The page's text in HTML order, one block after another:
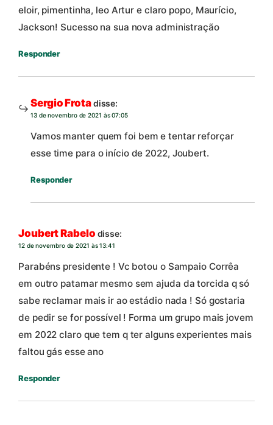
eloir, pimentinha, leo Artur e claro popo, Maurício,
Jackson! Sucesso na sua nova administração
Responder
Sergio Frotadisse:
13 de novembro de 2021 às 07:05
Vamos manter quem foi bem e tentar reforçar
esse time para o início de 2022, Joubert.
Responder
Joubert Rabelo disse:
12 de novembro de 2021 às 13:41
Parabéns presidente ! Vc botou o Sampaio Corrêa
em outro patamar mesmo sem ajuda da torcida q só
sabe reclamar mais ir ao estádio nada ! Só gostaria
de pedir se for possível ! Forma um grupo mais jovem
em 2022 claro que tem q ter alguns experientes mais
faltou gás esse ano
Responder